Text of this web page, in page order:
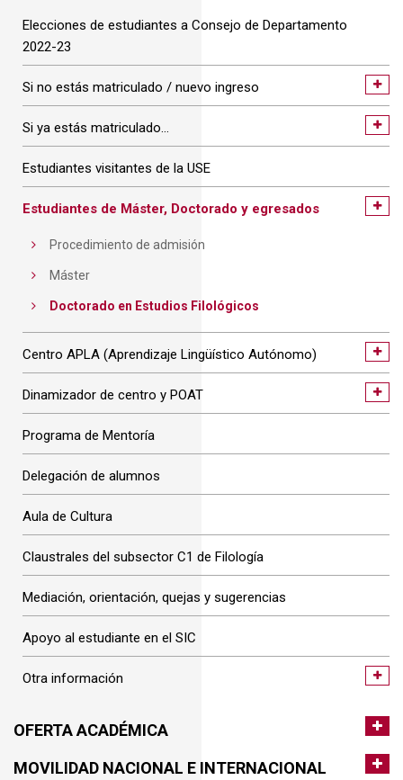
Elecciones de estudiantes a Consejo de Departamento
2022-23
Si no estás matriculado / nuevo ingreso
Si ya estás matriculado…
Estudiantes visitantes de la USE
Estudiantes de Máster, Doctorado y egresados
Procedimiento de admisión
Máster
Doctorado en Estudios Filológicos
Centro APLA (Aprendizaje Lingüístico Autónomo)
Dinamizador de centro y POAT
Programa de Mentoría
Delegación de alumnos
Aula de Cultura
Claustrales del subsector C1 de Filología
Mediación, orientación, quejas y sugerencias
Apoyo al estudiante en el SIC
Otra información
OFERTA ACADÉMICA
MOVILIDAD NACIONAL E INTERNACIONAL